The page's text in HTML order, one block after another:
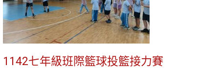
1142七年級班際籃球投籃接力賽